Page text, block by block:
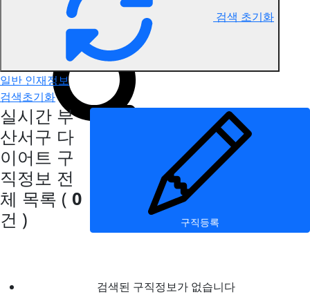
부산서구 다이어트 구직정보
검색 초기화
일반 인재정보
검색초기화
실시간 부
산서구 다
이어트 구
직정보 전
체 목록 ( 0
건 )
구직등록
검색된 구직정보가 없습니다